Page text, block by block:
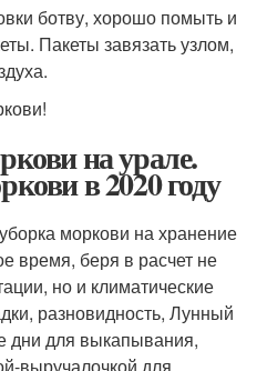
ботву, хорошо помыть и
Пакеты завязать узлом,
на урале.
в 2020 году
моркови на хранение
время, беря в расчет не
но и климатические
разновидность, Лунный
дни для выкапывания,